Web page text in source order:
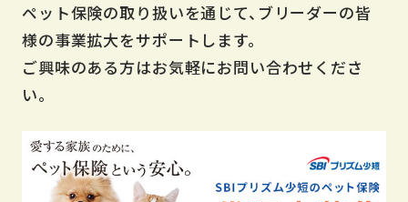
ペット保険の取り扱いを通じて、ブリーダーの皆
様の事業拡大をサポートします。
ご興味のある方はお気軽にお問い合わせくださ
い。